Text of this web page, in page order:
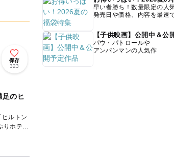
保存
323
のヒ
ルトン
りホテル
早い者勝ち！数量限定の人
発売日や価格、内容を最速
【子供映画】公開中＆公
パウ・パトロールや
アンパンマンの人気作